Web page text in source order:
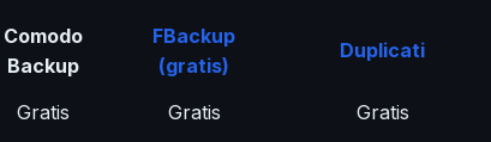
Comodo
Backup
FBackup
(gratis)
Duplicati
Gratis Gratis Gratis